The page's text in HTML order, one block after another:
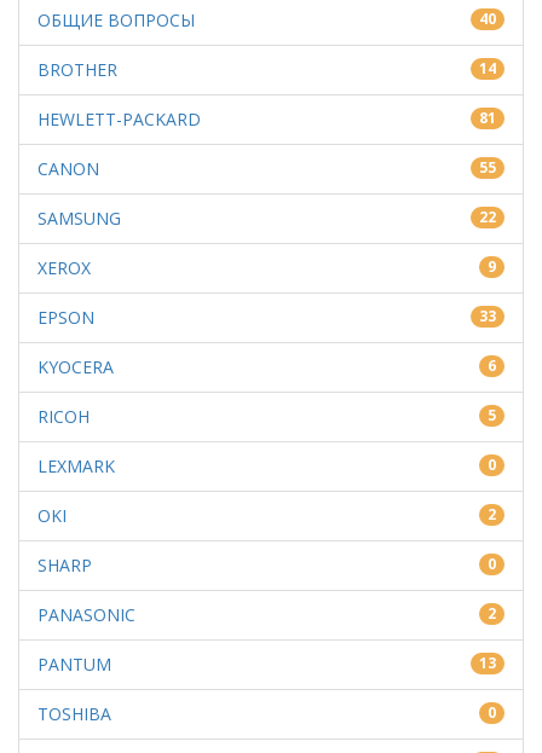
ОБЩИЕ ВОПРОСЫ 40
BROTHER 14
HEWLETT-PACKARD 81
CANON 55
SAMSUNG 22
XEROX 9
EPSON 33
KYOCERA 6
RICOH 5
LEXMARK 0
OKI 2
SHARP 0
PANASONIC 2
PANTUM 13
TOSHIBA 0